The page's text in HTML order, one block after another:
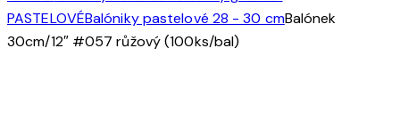
PASTELOVÉBalóniky pastelové 28 - 30 cmBalónek
30cm/12″ #057 růžový (100ks/bal)